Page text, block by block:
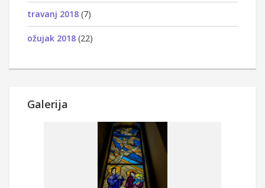
travanj 2018 (7)
ožujak 2018 (22)
Galerija